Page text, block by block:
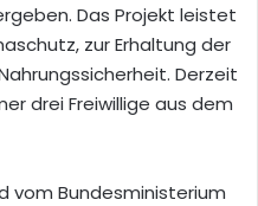
Das Projekt leistet
zur Erhaltung der
Derzeit
drei Freiwillige aus dem
vom Bundesministerium